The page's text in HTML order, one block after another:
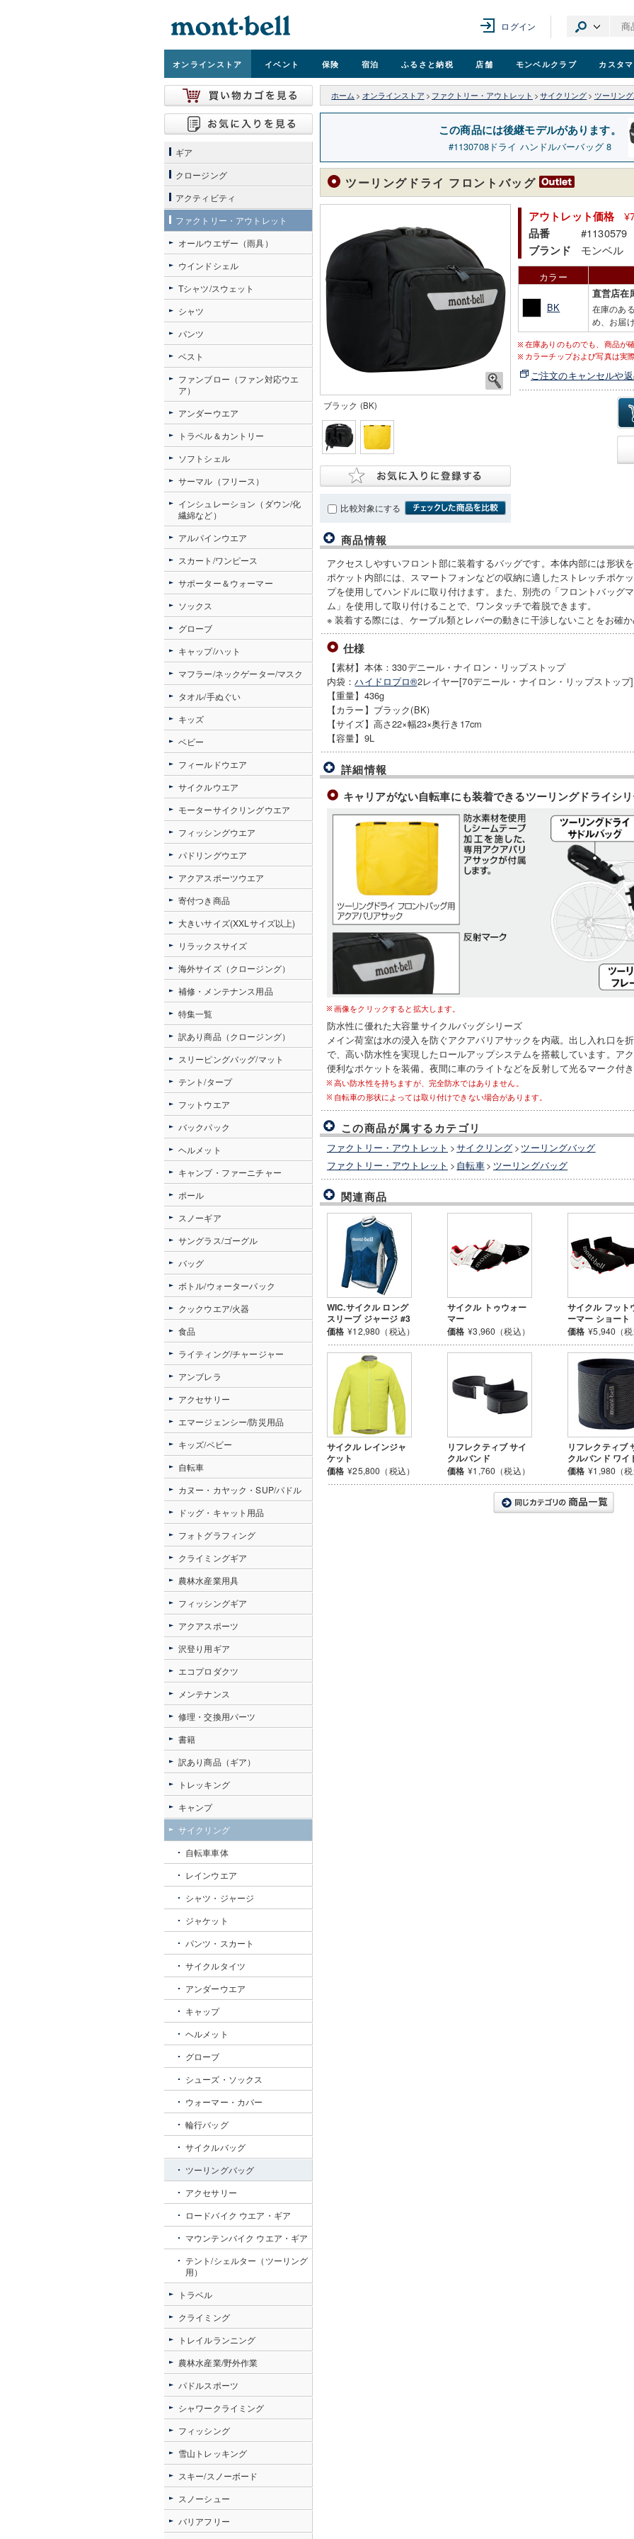
ログイン
オンラインストア イベント 保険 宿泊 ふるさと納税 店舗 モンベルクラブ カスタ
ホーム > オンラインストア > ファクトリー・アウトレット > サイクリング > ツーリン
この商品には後継モデルがあります。
1130708ドライ ハンドルバーバッグ 8
ツーリングドライ フロントバッグ
ブラック (BK)
比較対象にする
アウトレット価格
品番 #1130579
ブランド モンベル
カラー
BK
直営店在
在庫のあ
め、お届
在庫ありのものでも、商品が
カラーチップおよび写真は実
ご注文のキャンセルや
商品情報
アクセスしやすいフロント部に装着するバッグです。本体内部には形状
ポケット内部には、スマートフォンなどの収納に適したストレッチポケ
プを使用してハンドルに取り付けます。また、別売の「フロントバッグ
ム」を使用して取り付けることで、ワンタッチで着脱できます。
※ 装着する際には、ケーブル類とレバーの動きに干渉しないことをお確
仕様
【素材】本体：330デニール・ナイロン・リップストップ
内袋：ハイドロプロ®2レイヤー[70デニール・ナイロン・リップストップ]
【重量】436g
【カラー】ブラック(BK)
【サイズ】高さ22×幅23×奥行き17cm
【容量】9L
詳細情報
キャリアがない自転車にも装着できるツーリングドライシ
画像をクリックすると拡大します。
防水性に優れた大容量サイクルバッグシリーズ
メイン荷室は水の浸入を防ぐアクアバリアサックを内蔵。出し入れ口を
で、高い防水性を実現したロールアップシステムを搭載しています。ア
便利なポケットを装備。夜間に車のライトなどを反射して光るマーク付
高い防水性を持ちますが、完全防水ではありません。
自転車の形状によっては取り付けできない場合があります。
この商品が属するカテゴリ
ファクトリー・アウトレット >サイクリング > ツーリングバッグ
ファクトリー・アウトレット > 自転車> ツーリングバッグ
関連商品
WIC.サイクル ロング
スリーブ ジャージ #3
価格 ¥12,980（税込）
サイクル トゥウォー
マー
価格 ¥3,960（税込）
サイクル フット
ーマー ショート
価格 ¥5,940（
サイクル レインジャ
ケット
価格 ¥25,800（税込）
リフレクティブ サイ
クルバンド
価格 ¥1,760（税込）
リフレクティブ
クルバンド ワイ
価格 ¥1,980（
ギア
クロージング
アクティビティ
ファクトリー・アウトレット
オールウエザー（雨具）
ウインドシェル
Tシャツ/スウェット
シャツ
パンツ
ベスト
ファンブロー（ファン対応ウエ
ア）
アンダーウエア
トラベル＆カントリー
ソフトシェル
サーマル（フリース）
インシュレーション（ダウン/化
繊綿など）
アルパインウエア
スカート/ワンピース
サポーター＆ウォーマー
ソックス
グローブ
キャップ/ハット
マフラー/ネックゲーター/マスク
タオル/手ぬぐい
キッズ
ベビー
フィールドウエア
サイクルウエア
モーターサイクリングウエア
フィッシングウエア
パドリングウエア
アクアスポーツウエア
寄付つき商品
大きいサイズ(XXLサイズ以上)
リラックスサイズ
海外サイズ（クロージング）
補修・メンテナンス用品
特集一覧
訳あり商品（クロージング）
スリーピングバッグ/マット
テント/タープ
フットウエア
バックパック
ヘルメット
キャンプ・ファーニチャー
ポール
スノーギア
サングラス/ゴーグル
バッグ
ボトル/ウォーターパック
クックウエア/火器
食品
ライティング/チャージャー
アンブレラ
アクセサリー
エマージェンシー/防災用品
キッズ/ベビー
自転車
カヌー・カヤック・SUP/パドル
ドッグ・キャット用品
フォトグラフィング
クライミングギア
農林水産業用具
フィッシングギア
アクアスポーツ
沢登り用ギア
エコプロダクツ
メンテナンス
修理・交換用パーツ
書籍
訳あり商品（ギア）
トレッキング
キャンプ
サイクリング
自転車車体
レインウエア
シャツ・ジャージ
ジャケット
パンツ・スカート
サイクルタイツ
アンダーウエア
キャップ
ヘルメット
グローブ
シューズ・ソックス
ウォーマー・カバー
輪行バッグ
サイクルバッグ
ツーリングバッグ
アクセサリー
ロードバイク ウエア・ギア
マウンテンバイク ウエア・ギア
テント/シェルター（ツーリング
用）
トラベル
クライミング
トレイルランニング
農林水産業/野外作業
パドルスポーツ
シャワークライミング
フィッシング
雪山トレッキング
スキー/スノーボード
スノーシュー
バリアフリー